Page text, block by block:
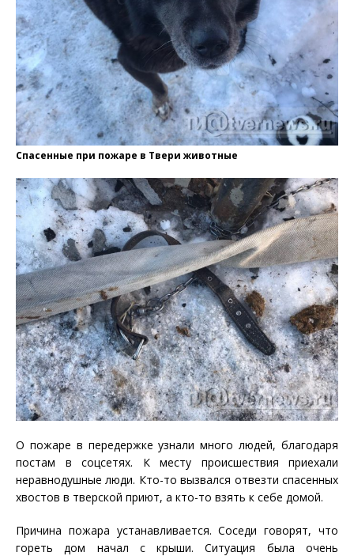
Спасенные при пожаре в Твери животные
О пожаре в передержке узнали много людей, благодаря
постам в соцсетях. К месту происшествия приехали
неравнодушные люди. Кто-то вызвался отвезти спасенных
хвостов в тверской приют, а кто-то взять к себе домой.
Причина пожара устанавливается. Соседи говорят, что
гореть дом начал с крыши. Ситуация была очень